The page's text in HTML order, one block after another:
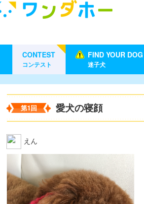
CONTEST
コンテスト
FIND YOUR DOG
迷子犬
第1回 愛犬の寝顔
えん